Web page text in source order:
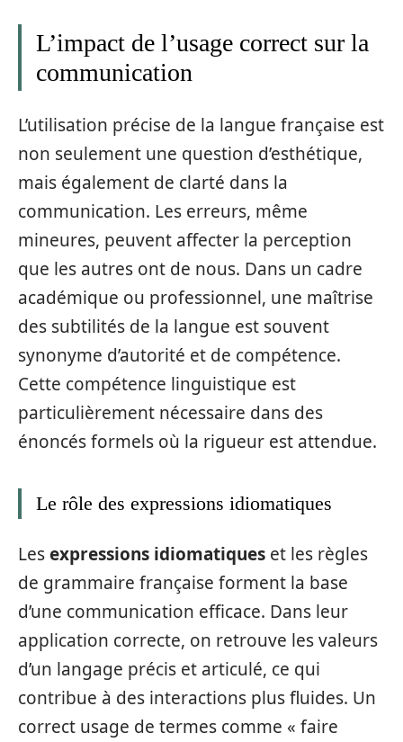
L’impact de l’usage correct sur la
communication
L’utilisation précise de la langue française est
non seulement une question d’esthétique,
mais également de clarté dans la
communication. Les erreurs, même
mineures, peuvent affecter la perception
que les autres ont de nous. Dans un cadre
académique ou professionnel, une maîtrise
des subtilités de la langue est souvent
synonyme d’autorité et de compétence.
Cette compétence linguistique est
particulièrement nécessaire dans des
énoncés formels où la rigueur est attendue.
Le rôle des expressions idiomatiques
Lesexpressions idiomatiques et les règles
de grammaire française forment la base
d’une communication efficace. Dans leur
application correcte, on retrouve les valeurs
d’un langage précis et articulé, ce qui
contribue à des interactions plus fluides. Un
correct usage de termes comme « faire